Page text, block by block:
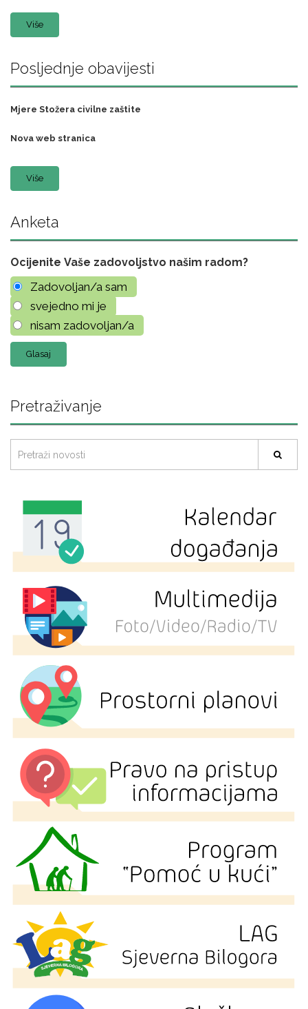
Više
Posljednje obavijesti
Mjere Stožera civilne zaštite
Nova web stranica
Više
Anketa
Ocijenite Vaše zadovoljstvo našim radom?
Zadovoljan/a sam
svejedno mi je
nisam zadovoljan/a
Pretraživanje